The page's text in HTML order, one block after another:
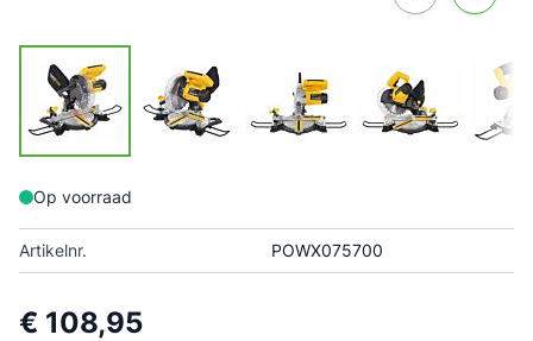
Op voorraad
Artikelnr. POWX075700
€ 108,95